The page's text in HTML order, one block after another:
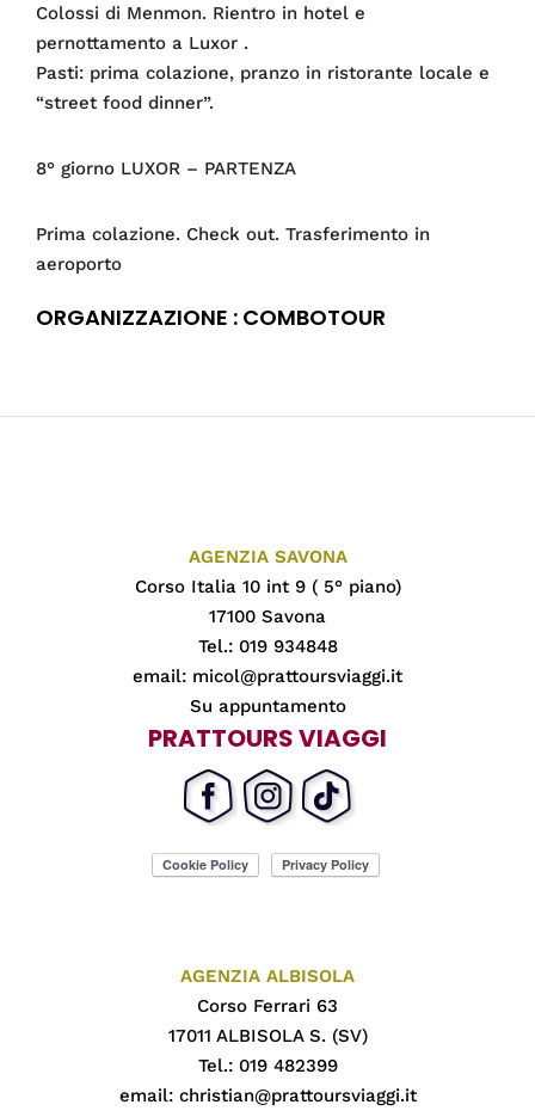
Colossi di Menmon. Rientro in hotel e
pernottamento a Luxor .
Pasti: prima colazione, pranzo in ristorante locale e
“street food dinner”.
8° giorno LUXOR – PARTENZA
Prima colazione. Check out. Trasferimento in
aeroporto
ORGANIZZAZIONE : COMBOTOUR
AGENZIA SAVONA
Corso Italia 10 int 9 ( 5° piano)
17100 Savona
Tel.: 019 934848
email: micol@prattoursviaggi.it
Su appuntamento
PRATTOURS VIAGGI
AGENZIA ALBISOLA
Corso Ferrari 63
17011 ALBISOLA S. (SV)
Tel.: 019 482399
email: christian@prattoursviaggi.it